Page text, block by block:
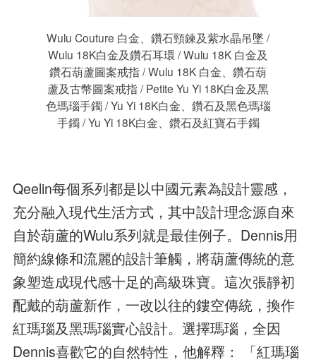
Wulu Couture 白金、鑽石頸鍊及紫水晶吊墜 /
Wulu 18K白金及鑽石耳環 / Wulu 18K 白金及
鑽石葫蘆圖案戒指 / Wulu 18K 白金、鑽石葫
蘆及古幣圖案戒指 / Petite Yu Yi 18K白金及黑
色瑪瑙手鐲 / Yu Yi 18K白金、鑽石及黑色瑪瑙
手鐲 / Yu Yi 18K白金、鑽石及紅寶石手鐲
Qeelin每個系列都是以中國元素為設計靈感，
充分融入現代生活方式，其中設計理念源自來
自於葫蘆的Wulu系列就是最佳例子。Dennis用
簡約線條和流麗的設計筆觸，將葫蘆傳統的意
象塑造成現代感十足的高級珠寶。這次張靜初
配戴的葫蘆新作，一改以往的鏤空傳統，換作
紅瑪瑙及黑瑪瑙實心設計。選擇瑪瑙，全因
Dennis喜歡它的自然特性，他解釋： 「紅瑪瑙